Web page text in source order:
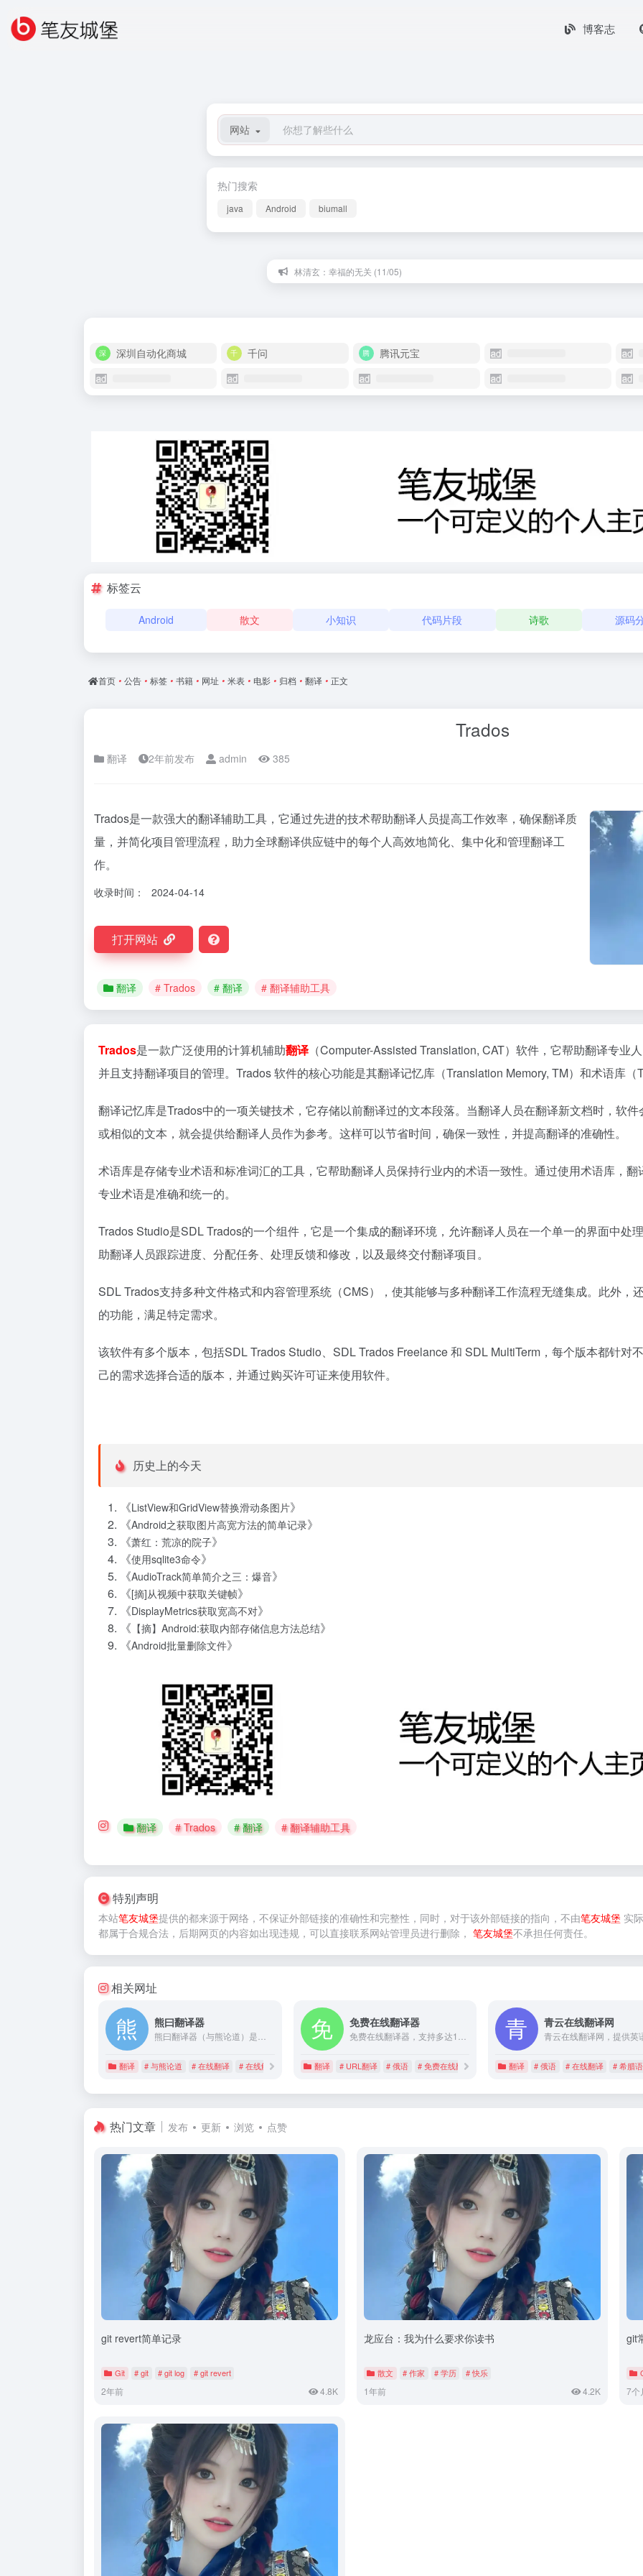
博客志
网站
热门搜索
java Android biumall
林清玄：幸福的无关 (11/05)
深圳自动化商城 千问 腾讯元宝
标签云
Android 散文 小知识 代码片段 诗歌 源码
首页 • 公告 • 标签 • 书籍 • 网址 • 米表 • 电影 • 归档 • 翻译 • 正文
Trados
翻译 2年前发布 admin 385
Trados是一款强大的翻译辅助工具，它通过先进的技术帮助翻译人员提高工作效率，确保翻译质
量，并简化项目管理流程，助力全球翻译供应链中的每个人高效地简化、集中化和管理翻译工
作。
收录时间： 2024-04-14
打开网站
翻译 # Trados # 翻译 # 翻译辅助工具
Trados是一款广泛使用的计算机辅助翻译 （Computer-Assisted Translation, CAT）软件，它帮助翻译专
并且支持翻译项目的管理。Trados 软件的核心功能是其翻译记忆库（Translation Memory, TM）和术语库
翻译记忆库是Trados中的一项关键技术，它存储以前翻译过的文本段落。当翻译人员在翻译新文档时，软
或相似的文本，就会提供给翻译人员作为参考。这样可以节省时间，确保一致性，并提高翻译的准确性。
术语库是存储专业术语和标准词汇的工具，它帮助翻译人员保持行业内的术语一致性。通过使用术语库，
专业术语是准确和统一的。
Trados Studio是SDL Trados的一个组件，它是一个集成的翻译环境，允许翻译人员在一个单一的界面中处
助翻译人员跟踪进度、分配任务、处理反馈和修改，以及最终交付翻译项目。
SDL Trados支持多种文件格式和内容管理系统（CMS），使其能够与多种翻译工作流程无缝集成。此外，
的功能，满足特定需求。
该软件有多个版本，包括SDL Trados Studio、SDL Trados Freelance 和 SDL MultiTerm，每个版本都针对
己的需求选择合适的版本，并通过购买许可证来使用软件。
历史上的今天
《ListView和GridView替换滑动条图片》
《Android之获取图片高宽方法的简单记录》
《萧红：荒凉的院子》
《使用sqlite3命令》
《AudioTrack简单简介之三：爆音》
《[摘]从视频中获取关键帧》
《DisplayMetrics获取宽高不对》
《 【摘】Android:获取内部存储信息方法总结》
《Android批量删除文件》
翻译 # Trados # 翻译 # 翻译辅助工具
特别声明
本站笔友城堡提供的都来源于网络，不保证外部链接的准确性和完整性，同时，对于该外部链接的指向，不由笔友城堡 实
都属于合规合法，后期网页的内容如出现违规，可以直接联系网站管理员进行删除， 笔友城堡不承担任何责任。
相关网址
熊曰翻译器
翻译 # 与熊论道 # 在线翻译 # 在线解密
免费在线翻译器
翻译 # URL翻译 # 俄语 # 免费在线翻译器
青云在线翻译网
翻译 # 俄语 # 在线翻译 # 希腊语
热门文章 发布 更新 浏览 点赞
git revert简单记录
Git # git # git log # git revert
2年前 4.8K
龙应台：我为什么要求你读书
散文 # 作家 # 学历 # 快乐
1年前 4.2K
git
7个